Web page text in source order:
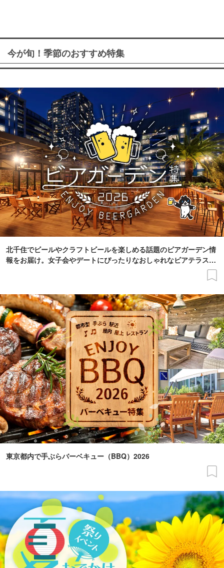
今が旬！季節のおすすめ特集
北千住でビールやクラフトビールを楽しめる話題のビアガーデン情
報をお届け。女子会やデートにぴったりなおしゃれなビアテラスや
夜景がきれい、雨天OK、お得な飲み放題ありなどこだわり条件で
東京都内で手ぶらバーベキュー（BBQ）2026